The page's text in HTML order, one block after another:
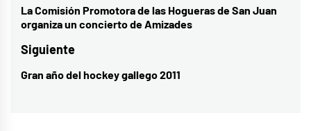
de
entradas
Entrada
anterior:
La Comisión Promotora de las Hogueras de San Juan
organiza un concierto de Amizades
Siguiente
Entrada
Gran año del hockey gallego 2011